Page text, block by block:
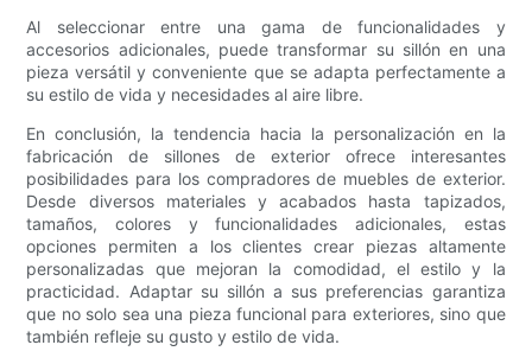
Al seleccionar entre una gama de funcionalidades y
accesorios adicionales, puede transformar su sillón en una
pieza versátil y conveniente que se adapta perfectamente a
su estilo de vida y necesidades al aire libre.
En conclusión, la tendencia hacia la personalización en la
fabricación de sillones de exterior ofrece interesantes
posibilidades para los compradores de muebles de exterior.
Desde diversos materiales y acabados hasta tapizados,
tamaños, colores y funcionalidades adicionales, estas
opciones permiten a los clientes crear piezas altamente
personalizadas que mejoran la comodidad, el estilo y la
practicidad. Adaptar su sillón a sus preferencias garantiza
que no solo sea una pieza funcional para exteriores, sino que
también refleje su gusto y estilo de vida.